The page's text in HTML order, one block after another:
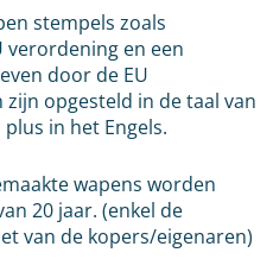
stempels zoals
verordening en een
door de EU
opgesteld in de taal van
in het Engels.
wapens worden
20 jaar. (enkel de
van de kopers/eigenaren)